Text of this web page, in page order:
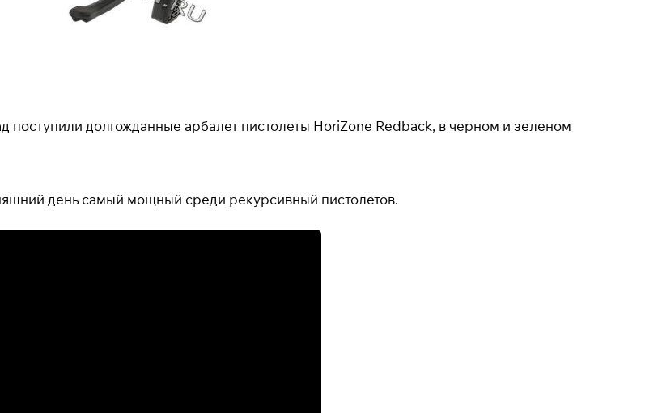
поступили долгожданные арбалет пистолеты HoriZone Redback, в черном и зеленом
день самый мощный среди рекурсивный пистолетов.